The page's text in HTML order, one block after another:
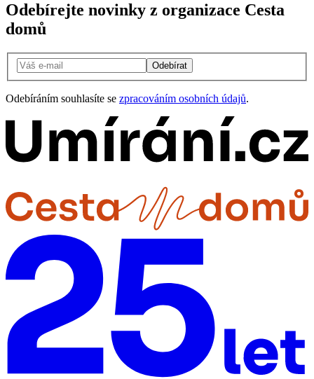
Odebírejte novinky z organizace Cesta
domů
Odebírat
Odebíráním souhlasíte se zpracováním osobních údajů.